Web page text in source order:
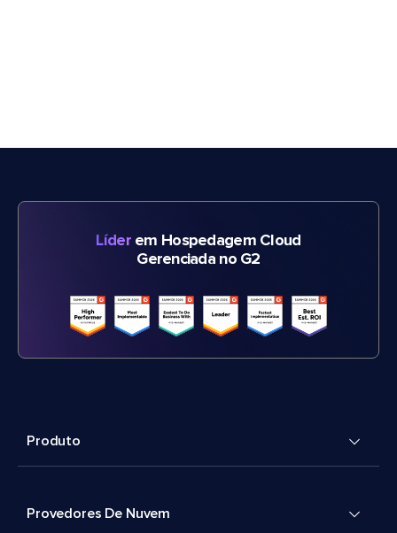
Líderem Hospedagem Cloud
Gerenciada no G2
Produto
Provedores De Nuvem